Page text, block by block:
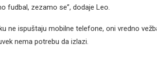
fudbal, zezamo se”, dodaje Leo.
ne ispuštaju mobilne telefone, oni vredno
nema potrebu da izlazi.